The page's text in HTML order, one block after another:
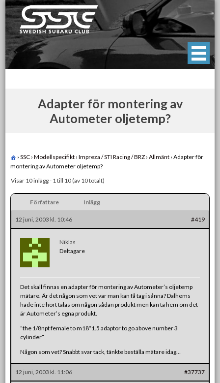
Skip
to
content
Swedish Subaru Club
För oss som älskar Subaru!
Adapter för montering av
Autometer oljetemp?
› SSC › Modellspecifikt › Impreza / STI Racing / BRZ › Allmänt › Adapter för
montering av Autometer oljetemp?
Visar 10 inlägg - 1 till 10 (av 10 totalt)
Författare Inlägg
12 juni, 2003 kl. 10:46 #419
Niklas
Deltagare
Det skall finnas en adapter för montering av Autometer’s oljetemp
mätare. Är det någon som vet var man kan få tag i sånna? Dalhems
hade inte hört talas om någon sådan produkt men kan ta hem om det
är Autometer’s egna produkt.
”the 1/8npt female to m18*1.5 adaptor to go above number 3
cylinder”
Någon som vet? Snabbt svar tack, tänkte beställa mätare idag…
12 juni, 2003 kl. 11:06 #37737